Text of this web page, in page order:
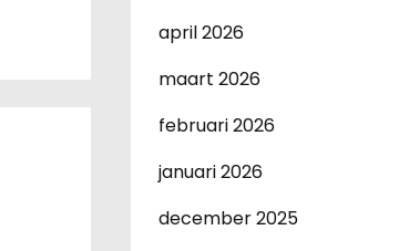
april 2026
maart 2026
februari 2026
januari 2026
december 2025